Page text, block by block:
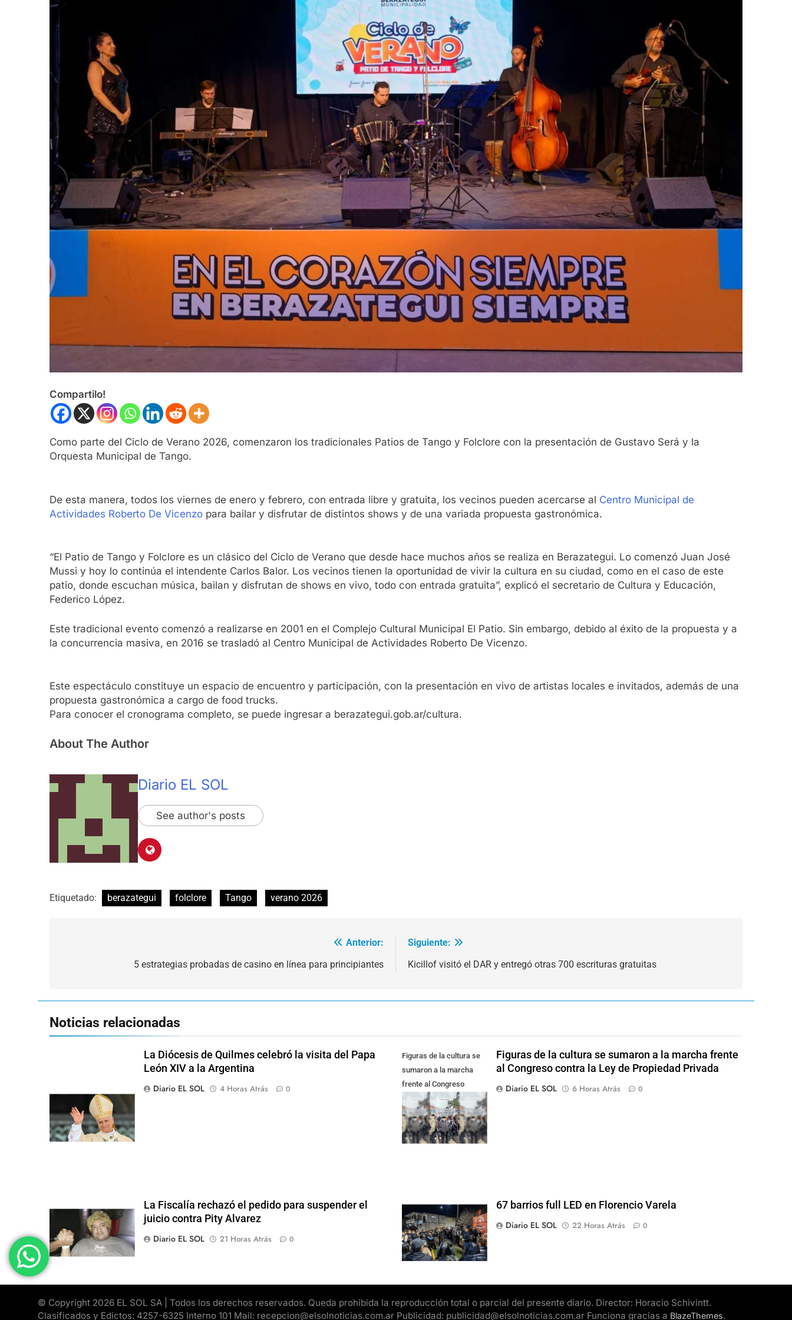
Compartilo!
Como parte del Ciclo de Verano 2026, comenzaron los tradicionales Patios de Tango y Folclore con la presentación de Gustavo Será y la
Orquesta Municipal de Tango.
De esta manera, todos los viernes de enero y febrero, con entrada libre y gratuita, los vecinos pueden acercarse al Centro Municipal de
Actividades Roberto De Vicenzo para bailar y disfrutar de distintos shows y de una variada propuesta gastronómica.
“El Patio de Tango y Folclore es un clásico del Ciclo de Verano que desde hace muchos años se realiza en Berazategui. Lo comenzó Juan José
Mussi y hoy lo continúa el intendente Carlos Balor. Los vecinos tienen la oportunidad de vivir la cultura en su ciudad, como en el caso de este
patio, donde escuchan música, bailan y disfrutan de shows en vivo, todo con entrada gratuita”, explicó el secretario de Cultura y Educación,
Federico López.
Este tradicional evento comenzó a realizarse en 2001 en el Complejo Cultural Municipal El Patio. Sin embargo, debido al éxito de la propuesta y a
la concurrencia masiva, en 2016 se trasladó al Centro Municipal de Actividades Roberto De Vicenzo.
Este espectáculo constituye un espacio de encuentro y participación, con la presentación en vivo de artistas locales e invitados, además de una
propuesta gastronómica a cargo de food trucks.
Para conocer el cronograma completo, se puede ingresar a berazategui.gob.ar/cultura.
About The Author
Diario EL SOL
See author's posts
Etiquetado: berazategui folclore Tango verano 2026
Anterior:
5 estrategias probadas de casino en línea para principiantes
Siguiente:
Kicillof visitó el DAR y entregó otras 700 escrituras gratuitas
Noticias relacionadas
La Diócesis de Quilmes celebró la visita del Papa
León XIV a la Argentina
Diario EL SOL
4 Horas Atrás 0
Figuras de la cultura se
sumaron a la marcha
frente al Congreso
contra la Ley de
Propiedad Privada
Figuras de la cultura se sumaron a la marcha frente
al Congreso contra la Ley de Propiedad Privada
Diario EL SOL
6 Horas Atrás 0
La Fiscalía rechazó el pedido para suspender el
juicio contra Pity Alvarez
Diario EL SOL
21 Horas Atrás 0
67 barrios full LED en Florencio Varela
Diario EL SOL
22 Horas Atrás 0
© Copyright 2026 EL SOL SA | Todos los derechos reservados. Queda prohibida la reproducción total o parcial del presente diario. Director: Horacio Schivintt.
Clasificados y Edictos: 4257-6325 Interno 101 Mail: recepcion@elsolnoticias.com.ar Publicidad: publicidad@elsolnoticias.com.ar Funciona gracias a BlazeThemes.